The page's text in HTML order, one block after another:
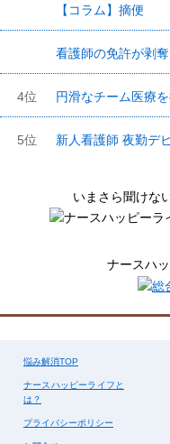
【コラム】摘便
看護師の免許が剥
4位 円滑なチーム医療
5位 新人看護師 夜勤デ
いまさら聞けな
ナースハ
悩み解消TOP
ナースハッピーライフと
は？
プライバシーポリシー